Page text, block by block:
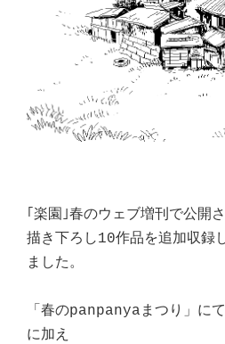
｢楽園｣春のウェブ増刊で公開
描き下ろし10作品を追加収録
ました。
「春のpanpanyaまつり」に
に加え